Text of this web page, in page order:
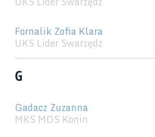
Fornalik Zofia Klara
UKS Lider Swarzędz
G
Gadacz Zuzanna
MKS MOS Konin